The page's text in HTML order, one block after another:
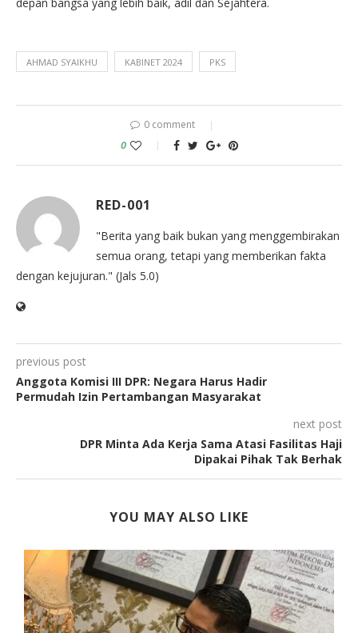
AHMAD SYAIKHU KABINET 2024 PKS
0 comment
0
RED-001
"Berita yang baik bukan yang menggembirakan
semua orang, tetapi yang memberikan fakta
dengan kejujuran." (Jals 5.0)
previous post
Anggota Komisi III DPR: Negara Harus Hadir
Permudah Izin Pertambangan Masyarakat
next post
DPR Minta Ada Kerja Sama Atasi Fasilitas Haji
Dipakai Pihak Tak Berhak
YOU MAY ALSO LIKE